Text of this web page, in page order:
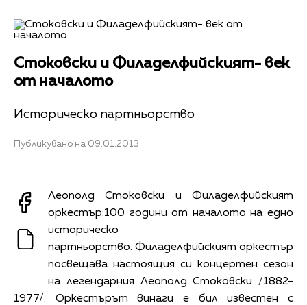
Стоковски и Филаделфийският- век
от началото
Историческо партньорство
Публикувано на 09.01.2013
Леополд Стоковски и Филаделфийският
оркестър:100 години от началото на едно
историческо
партньорство. Филаделфийският оркестър
посвещава настоящия си концертен сезон
на легендарния Леополд Стоковски /1882-
1977/. Оркестърът винаги е бил известен с